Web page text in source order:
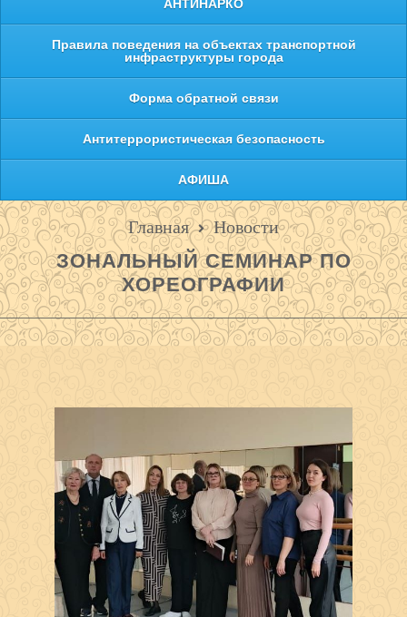
АНТИНАРКО
Правила поведения на объектах транспортной
инфраструктуры города
Форма обратной связи
Антитеррористическая безопасность
АФИША
Главная Новости
ЗОНАЛЬНЫЙ СЕМИНАР ПО
ХОРЕОГРАФИИ